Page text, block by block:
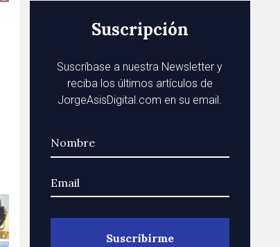
Suscripción
Suscríbase a nuestra Newsletter y
reciba los últimos artículos de
JorgeAsisDigital.com en su email.